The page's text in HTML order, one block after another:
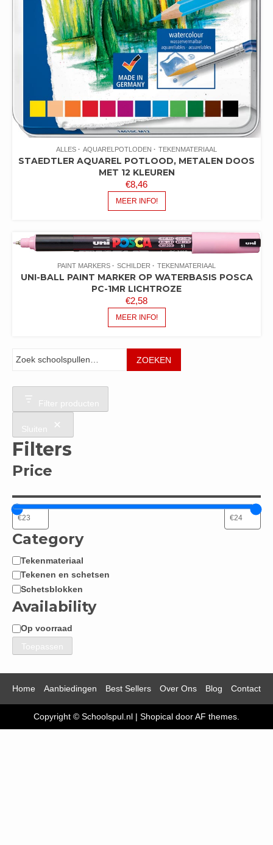
ALLES AQUARELPOTLODEN TEKENMATERIAAL
STAEDTLER AQUAREL POTLOOD, METALEN DOOS
MET 12 KLEUREN
€8,46
MEER INFO!
PAINT MARKERS SCHILDER TEKENMATERIAAL
UNI-BALL PAINT MARKER OP WATERBASIS POSCA
PC-1MR LICHTROZE
€2,58
MEER INFO!
ZOEKEN
Filter producten
Sluiten
Filters
Price
Category
Categorie
Tekenmateriaal
Tekenen en schetsen
Schetsblokken
Availability
Beschikbaarheid
Op voorraad
Toepassen
Home Aanbiedingen Best Sellers Over Ons Blog Contact
Copyright © Schoolspul.nl | Shopical door AF themes.